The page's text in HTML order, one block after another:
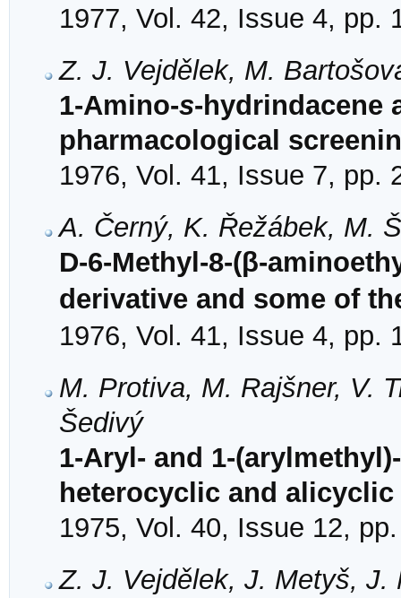
1977, Vol. 42, Issue 4, pp.
Z. J. Vejdělek, M.
1-Amino-s-hydrindacene
pharmacological
1976, Vol. 41, Issue 7, pp.
A. Černý, K. Řežábek, M.
D-6-Methyl-8-(β-
derivative and some of
1976, Vol. 41, Issue 4, pp.
M. Protiva, M. Rajšner, V.
Šedivý
1-Aryl- and 1-
heterocyclic and
1975, Vol. 40, Issue 12,
Z. J. Vejdělek, J. Metyš, J.